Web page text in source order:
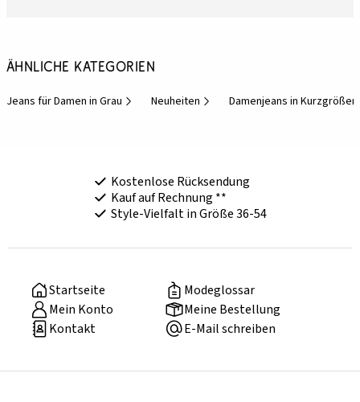
Ähnliche Kategorien
Jeans für Damen in Grau Neuheiten Damenjeans in Kurzgrößen
Kostenlose Rücksendung
Kauf auf Rechnung **
Style-Vielfalt in Größe 36-54
Startseite
Modeglossar
Mein Konto
Meine Bestellung
Kontakt
E-Mail schreiben